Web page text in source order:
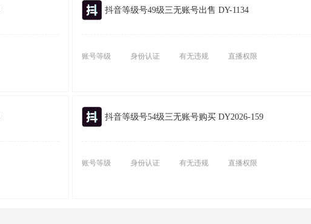
抖音等级号49级三无账号出售 DY-1134
账号等级 身份认证 有无违规 直播权限
抖音等级号54级三无账号购买 DY2026-159
账号等级 身份认证 有无违规 直播权限